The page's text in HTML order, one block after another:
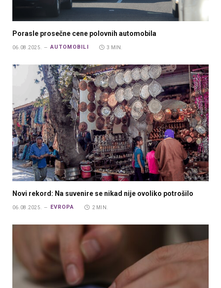
Porasle prosečne cene polovnih automobila
06.08.2025. AUTOMOBILI 3 MIN.
Novi rekord: Na suvenire se nikad nije ovoliko potrošilo
06.08.2025. EVROPA 2 MIN.